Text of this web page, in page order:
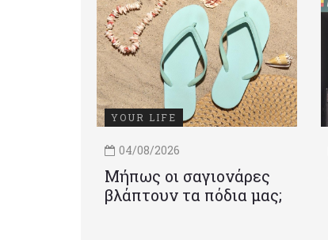
YOUR LIFE
04/08/2026
Μήπως οι σαγιονάρες
βλάπτουν τα πόδια μας;